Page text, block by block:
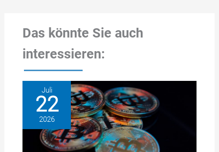
Das könnte Sie auch
interessieren:
Juli
22
2026